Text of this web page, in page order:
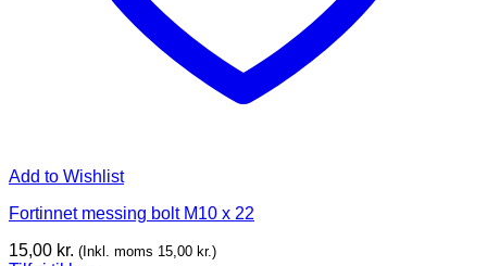
Add to Wishlist
Fortinnet messing bolt M10 x 22
15,00 kr. (Inkl. moms 15,00 kr.)